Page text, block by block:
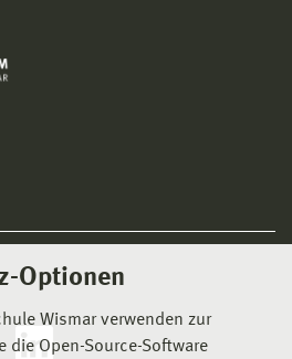
Optionen
Wismar verwenden zur
die Open-Source-Software